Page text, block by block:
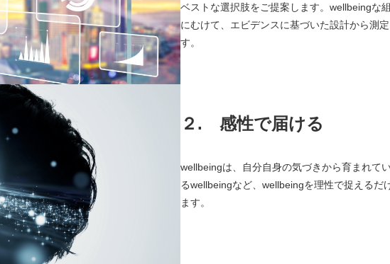
ベストな選択肢をご提案します。wellbeingな
にむけて、エビデンスに基づいた設計から測
す。
２. 感性で届ける
wellbeingは、自分自身の気づきから育まれて
るwellbeingなど、wellbeingを理性で捉える
ます。